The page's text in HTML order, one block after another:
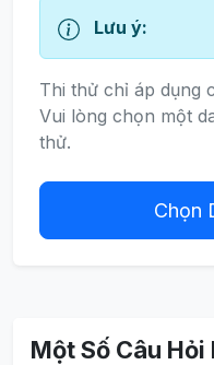
Lưu ý:
Thi thử chỉ áp dụng
Vui lòng chọn một
thử.
Chọn
Một Số Câu Hỏi